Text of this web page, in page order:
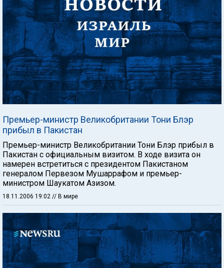
Премьер-министр Великобритании Тони Блэр
прибыл в Пакистан
Премьер-министр Великобритании Тони Блэр прибыл в
Пакистан с официальным визитом. В ходе визита он
намерен встретиться с президентом Пакистаном
генералом Первезом Мушаррафом и премьер-
министром Шаукатом Азизом.
18.11.2006 19:02 // В мире